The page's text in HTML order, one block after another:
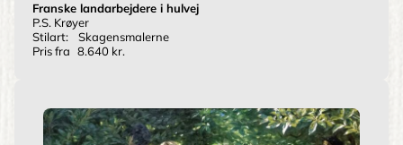
Franske landarbejdere i hulvej
P.S. Krøyer
Stilart:
Skagensmalerne
Pris fra 8.640 kr.